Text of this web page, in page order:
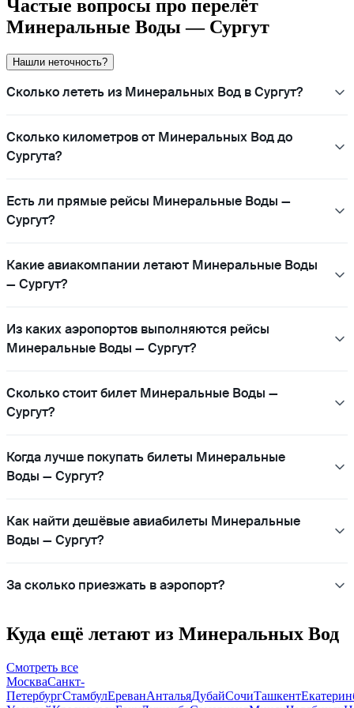
Частые вопросы про перелёт
Минеральные Воды — Сургут
Нашли неточность?
Сколько лететь из Минеральных Вод в Сургут?
Сколько километров от Минеральных Вод до
Сургута?
Есть ли прямые рейсы Минеральные Воды —
Сургут?
Какие авиакомпании летают Минеральные Воды
— Сургут?
Из каких аэропортов выполняются рейсы
Минеральные Воды — Сургут?
Сколько стоит билет Минеральные Воды —
Сургут?
Когда лучше покупать билеты Минеральные
Воды — Сургут?
Как найти дешёвые авиабилеты Минеральные
Воды — Сургут?
За сколько приезжать в аэропорт?
Куда ещё летают из Минеральных Вод
Смотреть все
МоскваСанкт-
ПетербургСтамбулЕреванАнтальяДубайСочиТашкент